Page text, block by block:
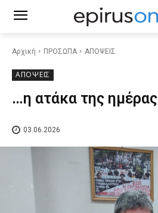
Αρχική ΠΡΟΣΩΠΑ ΑΠΟΨΕΙΣ
ΑΠΟΨΕΙΣ
…η ατάκα της ημέρας
03.06.2026